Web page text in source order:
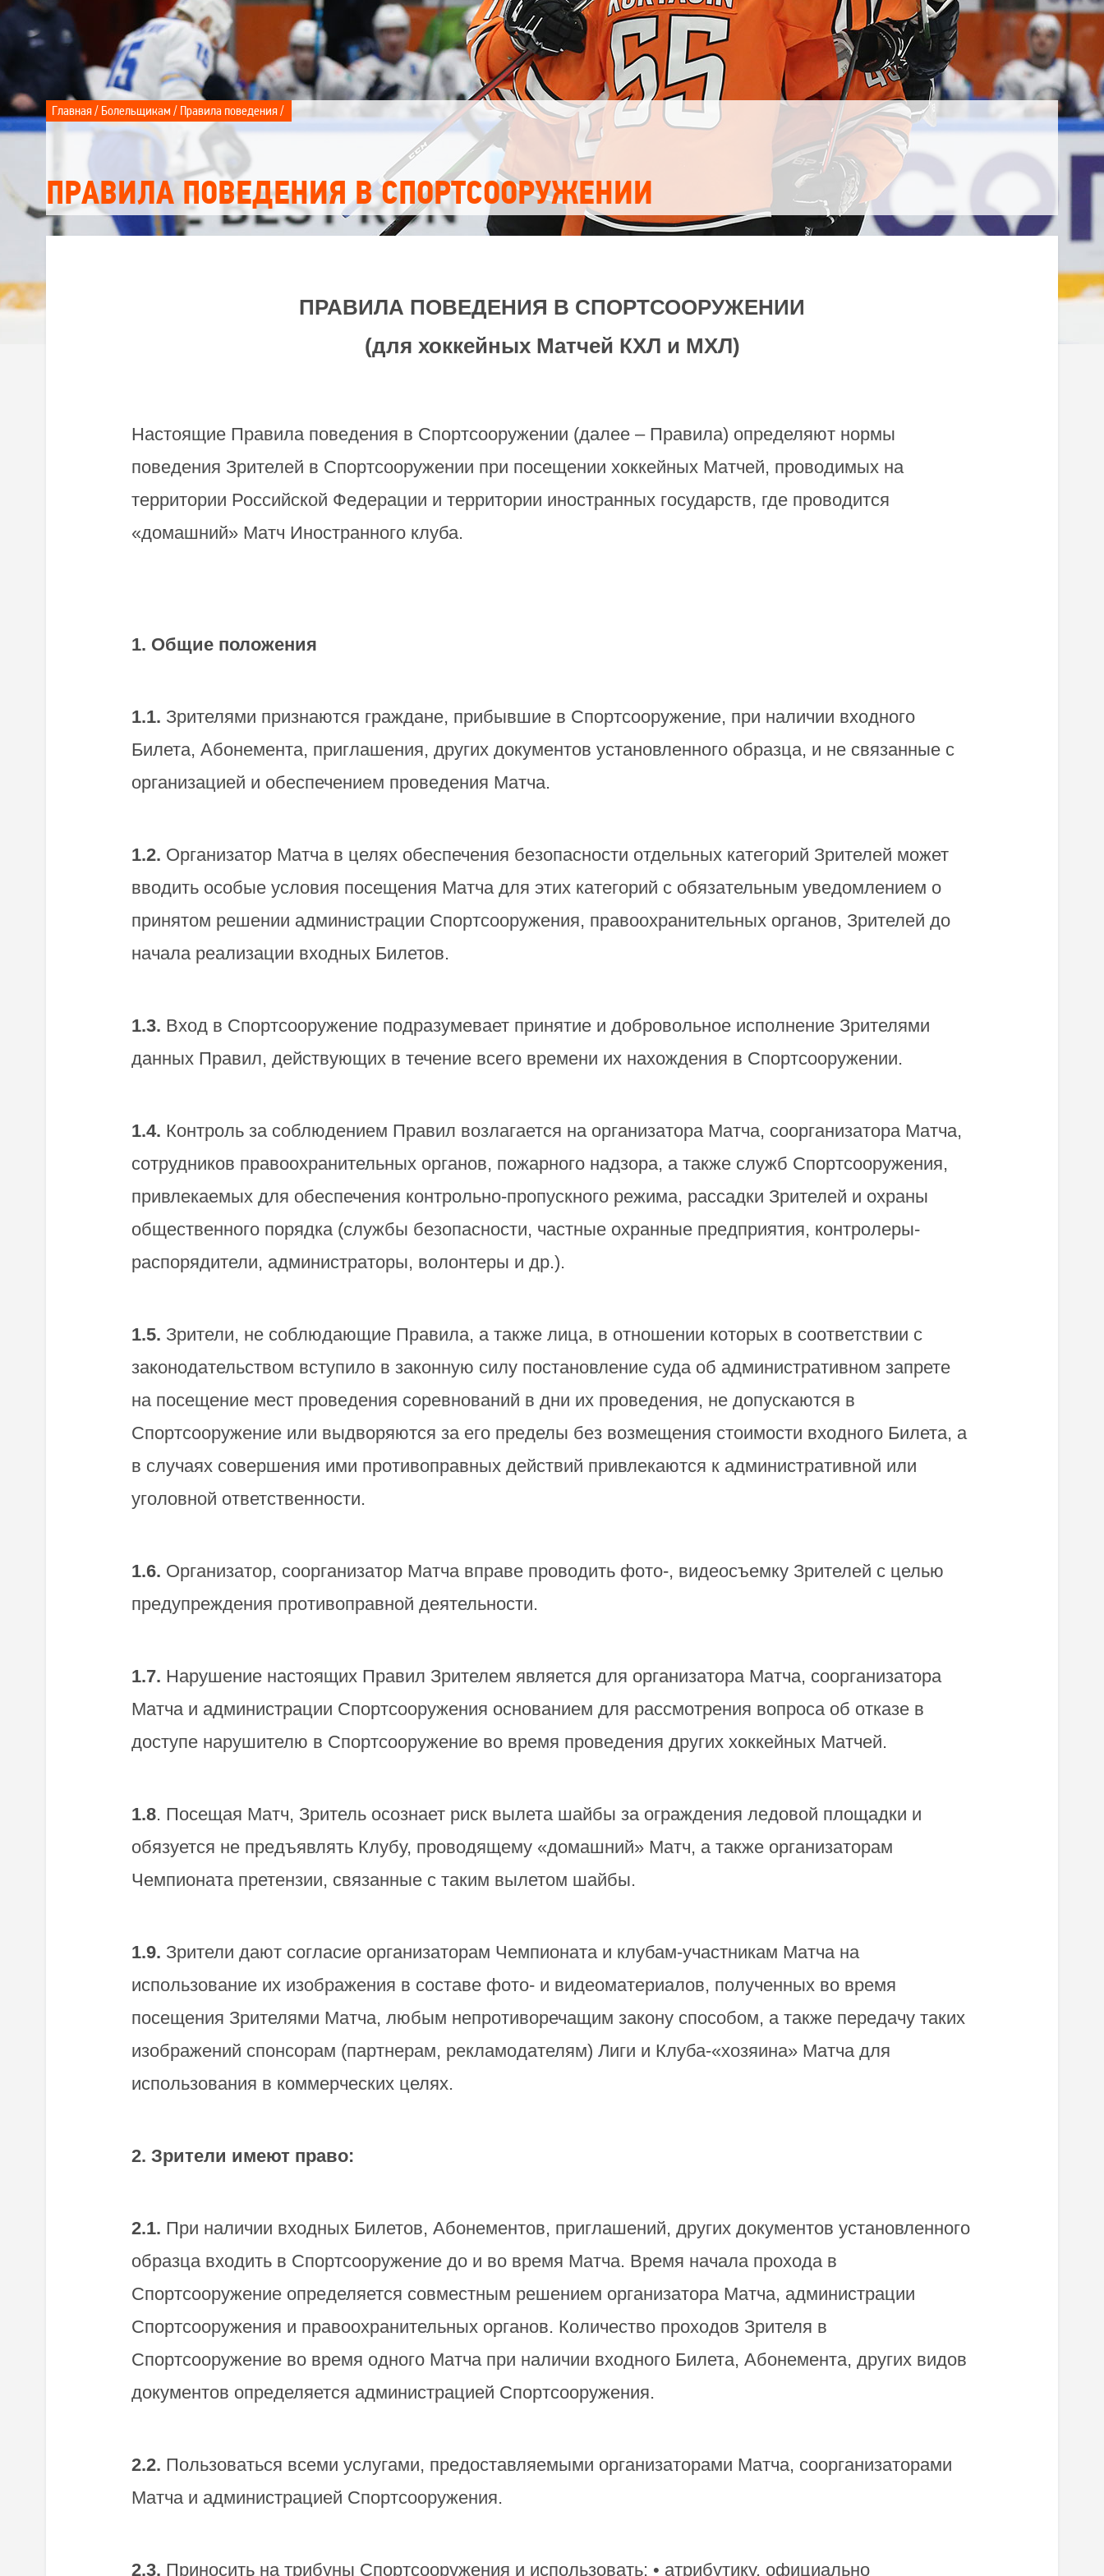
Локомотив
Северсталь
ЦСКА
Шанхайские Драконы
Амур
Барыс
Салават Юлаев
Сибирь
Главная Болельщикам Правила поведения
ПРАВИЛА ПОВЕДЕНИЯ В СПОРТСООРУЖЕНИИ
ПРАВИЛА ПОВЕДЕНИЯ В СПОРТСООРУЖЕНИИ
(для хоккейных Матчей КХЛ и МХЛ)
Настоящие Правила поведения в Спортсооружении (далее – Правила) определяют нормы
поведения Зрителей в Спортсооружении при посещении хоккейных Матчей, проводимых на
территории Российской Федерации и территории иностранных государств, где проводится
«домашний» Матч Иностранного клуба.
1. Общие положения
1.1. Зрителями признаются граждане, прибывшие в Спортсооружение, при наличии входного
Билета, Абонемента, приглашения, других документов установленного образца, и не связанные с
организацией и обеспечением проведения Матча.
1.2. Организатор Матча в целях обеспечения безопасности отдельных категорий Зрителей может
вводить особые условия посещения Матча для этих категорий с обязательным уведомлением о
принятом решении администрации Спортсооружения, правоохранительных органов, Зрителей до
начала реализации входных Билетов.
1.3. Вход в Спортсооружение подразумевает принятие и добровольное исполнение Зрителями
данных Правил, действующих в течение всего времени их нахождения в Спортсооружении.
1.4. Контроль за соблюдением Правил возлагается на организатора Матча, соорганизатора Матча,
сотрудников правоохранительных органов, пожарного надзора, а также служб Спортсооружения,
привлекаемых для обеспечения контрольно-пропускного режима, рассадки Зрителей и охраны
общественного порядка (службы безопасности, частные охранные предприятия, контролеры-
распорядители, администраторы, волонтеры и др.).
1.5. Зрители, не соблюдающие Правила, а также лица, в отношении которых в соответствии с
законодательством вступило в законную силу постановление суда об административном запрете
на посещение мест проведения соревнований в дни их проведения, не допускаются в
Спортсооружение или выдворяются за его пределы без возмещения стоимости входного Билета, а
в случаях совершения ими противоправных действий привлекаются к административной или
уголовной ответственности.
1.6. Организатор, соорганизатор Матча вправе проводить фото-, видеосъемку Зрителей с целью
предупреждения противоправной деятельности.
1.7. Нарушение настоящих Правил Зрителем является для организатора Матча, соорганизатора
Матча и администрации Спортсооружения основанием для рассмотрения вопроса об отказе в
доступе нарушителю в Спортсооружение во время проведения других хоккейных Матчей.
1.8. Посещая Матч, Зритель осознает риск вылета шайбы за ограждения ледовой площадки и
обязуется не предъявлять Клубу, проводящему «домашний» Матч, а также организаторам
Чемпионата претензии, связанные с таким вылетом шайбы.
1.9. Зрители дают согласие организаторам Чемпионата и клубам-участникам Матча на
использование их изображения в составе фото- и видеоматериалов, полученных во время
посещения Зрителями Матча, любым непротиворечащим закону способом, а также передачу таких
изображений спонсорам (партнерам, рекламодателям) Лиги и Клуба-«хозяина» Матча для
использования в коммерческих целях.
2. Зрители имеют право:
2.1. При наличии входных Билетов, Абонементов, приглашений, других документов установленного
образца входить в Спортсооружение до и во время Матча. Время начала прохода в
Спортсооружение определяется совместным решением организатора Матча, администрации
Спортсооружения и правоохранительных органов. Количество проходов Зрителя в
Спортсооружение во время одного Матча при наличии входного Билета, Абонемента, других видов
документов определяется администрацией Спортсооружения.
2.2. Пользоваться всеми услугами, предоставляемыми организаторами Матча, соорганизаторами
Матча и администрацией Спортсооружения.
2.3. Приносить на трибуны Спортсооружения и использовать: • атрибутику, официально